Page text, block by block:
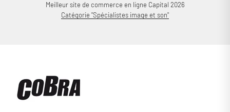
Meilleur site de commerce en ligne Capital 2026
Catégorie "Spécialistes image et son"